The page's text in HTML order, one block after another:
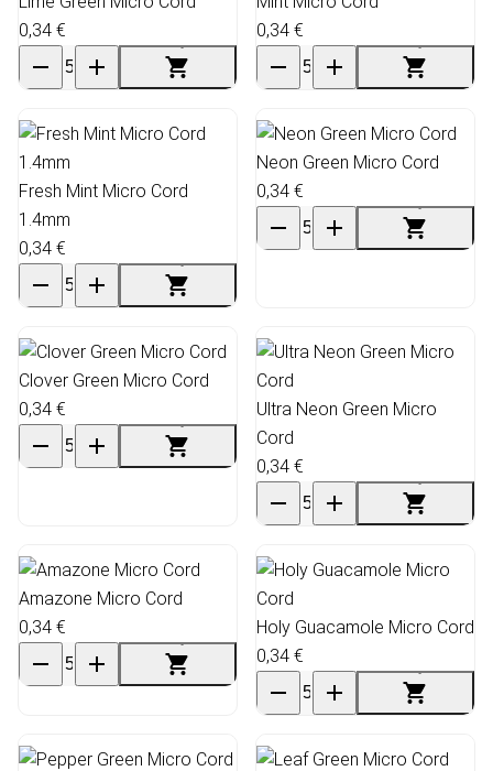
0,34 €
0,34 €
Fresh Mint Micro Cord
1.4mm
0,34 €
Neon Green Micro Cord
0,34 €
Clover Green Micro Cord
0,34 €
Ultra Neon Green Micro
Cord
0,34 €
Amazone Micro Cord
0,34 €
Holy Guacamole Micro Cord
0,34 €